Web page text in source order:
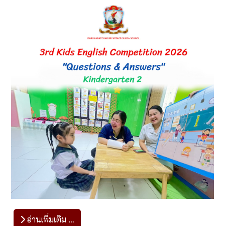
อ่านเพิ่มเติม …